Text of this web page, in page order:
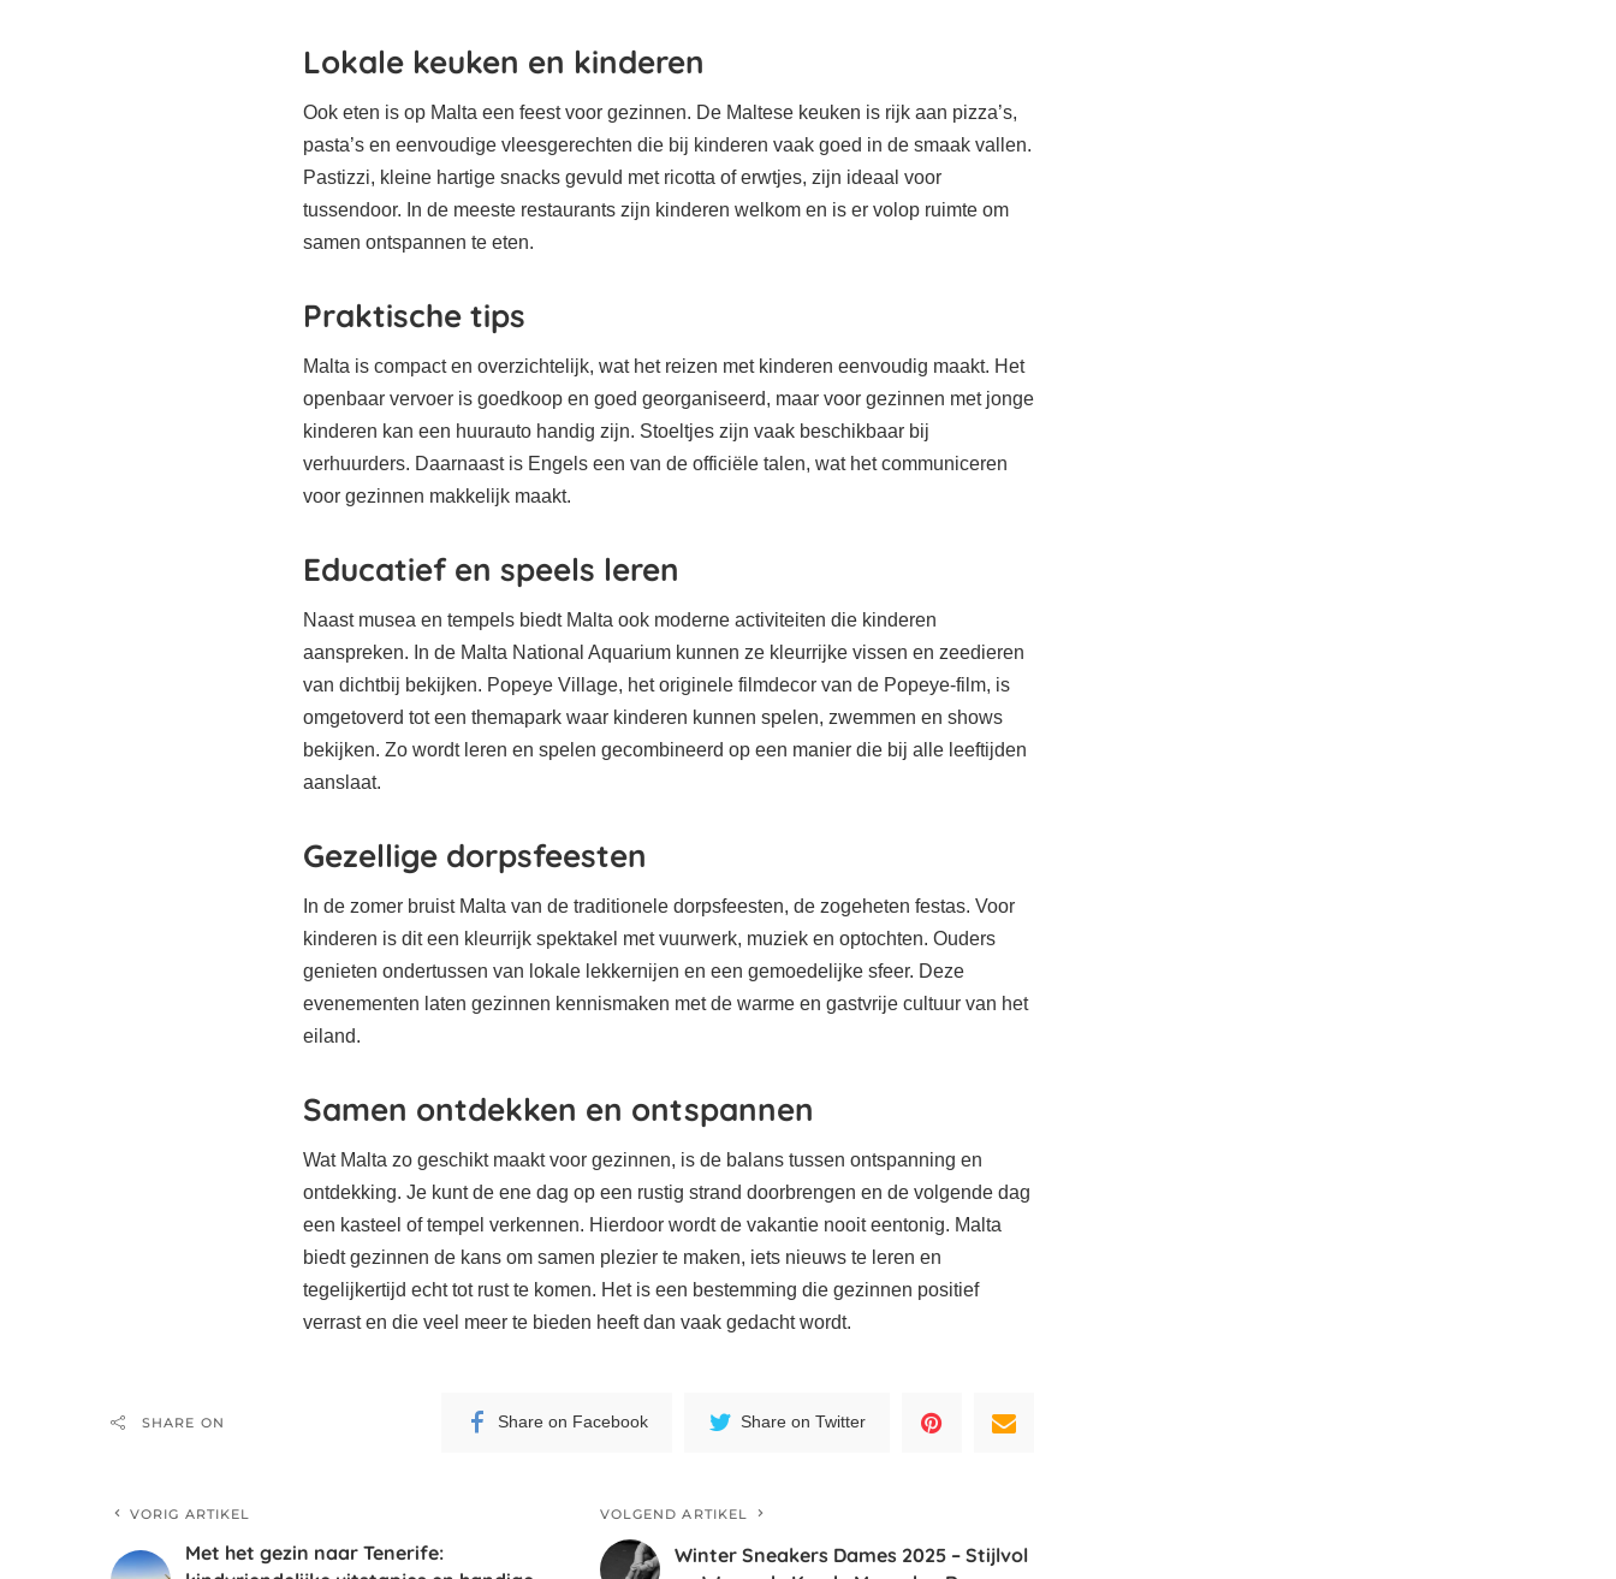
Lokale keuken en kinderen
Ook eten is op Malta een feest voor gezinnen. De Maltese keuken is rijk aan pizza’s,
pasta’s en eenvoudige vleesgerechten die bij kinderen vaak goed in de smaak vallen.
Pastizzi, kleine hartige snacks gevuld met ricotta of erwtjes, zijn ideaal voor
tussendoor. In de meeste restaurants zijn kinderen welkom en is er volop ruimte om
samen ontspannen te eten.
Praktische tips
Malta is compact en overzichtelijk, wat het reizen met kinderen eenvoudig maakt. Het
openbaar vervoer is goedkoop en goed georganiseerd, maar voor gezinnen met jonge
kinderen kan een huurauto handig zijn. Stoeltjes zijn vaak beschikbaar bij
verhuurders. Daarnaast is Engels een van de officiële talen, wat het communiceren
voor gezinnen makkelijk maakt.
Educatief en speels leren
Naast musea en tempels biedt Malta ook moderne activiteiten die kinderen
aanspreken. In de Malta National Aquarium kunnen ze kleurrijke vissen en zeedieren
van dichtbij bekijken. Popeye Village, het originele filmdecor van de Popeye-film, is
omgetoverd tot een themapark waar kinderen kunnen spelen, zwemmen en shows
bekijken. Zo wordt leren en spelen gecombineerd op een manier die bij alle leeftijden
aanslaat.
Gezellige dorpsfeesten
In de zomer bruist Malta van de traditionele dorpsfeesten, de zogeheten festas. Voor
kinderen is dit een kleurrijk spektakel met vuurwerk, muziek en optochten. Ouders
genieten ondertussen van lokale lekkernijen en een gemoedelijke sfeer. Deze
evenementen laten gezinnen kennismaken met de warme en gastvrije cultuur van het
eiland.
Samen ontdekken en ontspannen
Wat Malta zo geschikt maakt voor gezinnen, is de balans tussen ontspanning en
ontdekking. Je kunt de ene dag op een rustig strand doorbrengen en de volgende dag
een kasteel of tempel verkennen. Hierdoor wordt de vakantie nooit eentonig. Malta
biedt gezinnen de kans om samen plezier te maken, iets nieuws te leren en
tegelijkertijd echt tot rust te komen. Het is een bestemming die gezinnen positief
verrast en die veel meer te bieden heeft dan vaak gedacht wordt.
SHARE ON Share on Facebook Share on Twitter
VORIG ARTIKEL
Met het gezin naar Tenerife:
VOLGEND ARTIKEL
Winter Sneakers Dames 2025 – Stijlvol